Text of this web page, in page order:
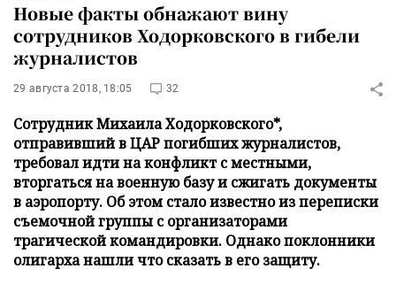
Новые факты обнажают вину
сотрудников Ходорковского в гибели
журналистов
29 августа 2018, 18:05 32
Сотрудник Михаила Ходорковского*,
отправивший в ЦАР погибших журналистов,
требовал идти на конфликт с местными,
вторгаться на военную базу и сжигать документы
в аэропорту. Об этом стало известно из переписки
съемочной группы с организаторами
трагической командировки. Однако поклонники
олигарха нашли что сказать в его защиту.